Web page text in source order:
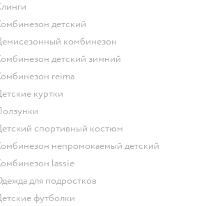
Слинги
Комбинезон детский
Демисезонный комбинезон
Комбинезон детский зимний
Комбинезон reima
Детские куртки
Ползунки
Детский спортивный костюм
Комбинезон непромокаемый детский
Комбинезон lassie
Одежда для подростков
Детские футболки